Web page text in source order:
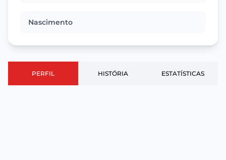
Nascimento
PERFIL HISTÓRIA ESTATÍSTICAS